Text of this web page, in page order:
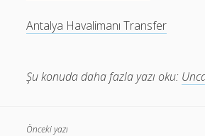
Antalya Havalimanı Transfer
Şu konuda daha fazla yazı oku:
Önceki yazı